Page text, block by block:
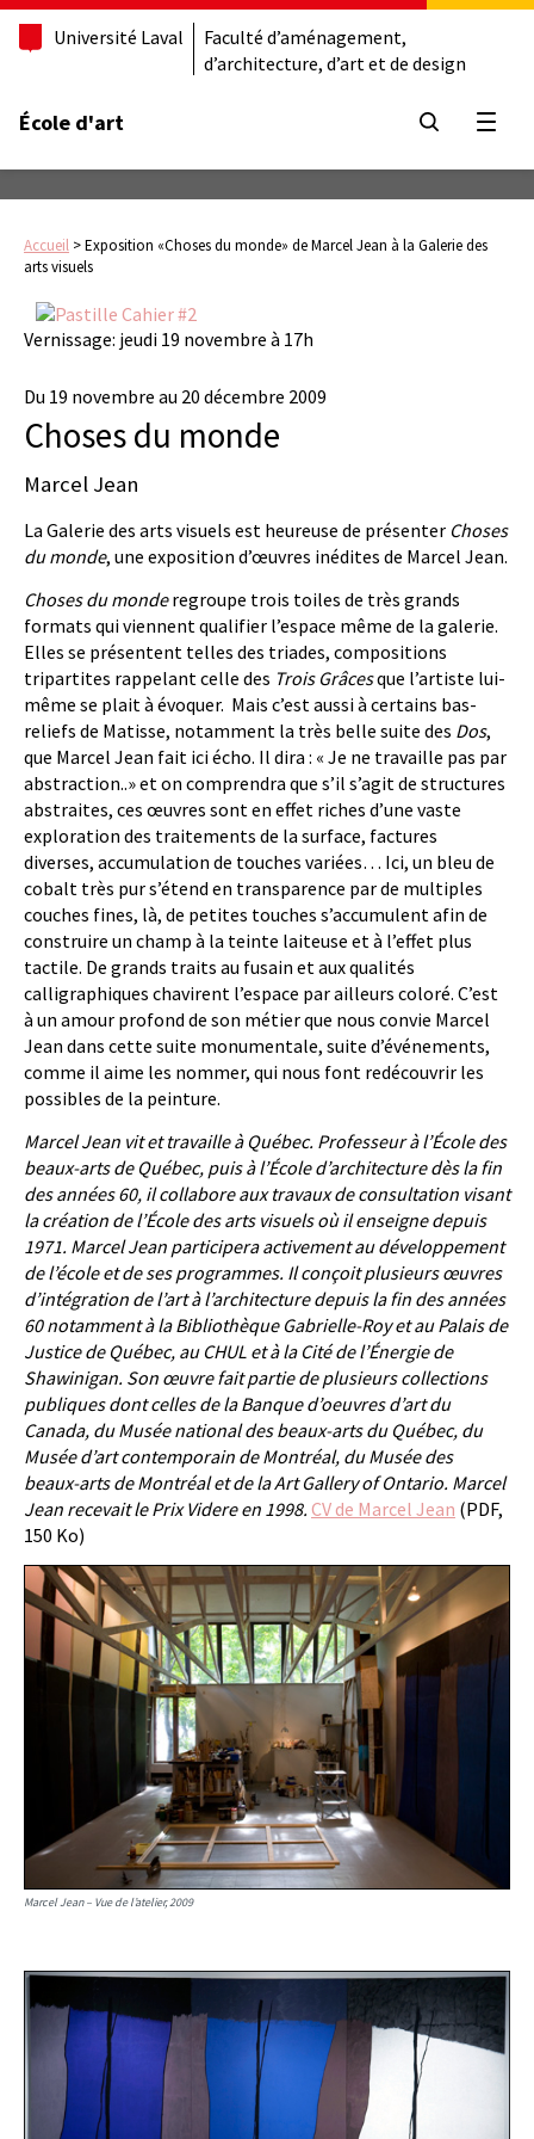
Université Laval
Faculté d’aménagement,
d’architecture, d’art et de design
École d'art
Accueil >Exposition «Choses du monde» de Marcel Jean à la Galerie des
arts visuels
Vernissage: jeudi 19 novembre à 17h
Du 19 novembre au 20 décembre 2009
Choses du monde
Marcel Jean
La Galerie des arts visuels est heureuse de présenter Choses
du monde, une exposition d’œuvres inédites de Marcel Jean.
Choses du monderegroupe trois toiles de très grands
formats qui viennent qualifier l’espace même de la galerie.
Elles se présentent telles des triades, compositions
tripartites rappelant celle des Trois Grâcesque l’artiste lui-
même se plait à évoquer. Mais c’est aussi à certains bas-
reliefs de Matisse, notamment la très belle suite des Dos,
que Marcel Jean fait ici écho. Il dira : « Je ne travaille pas par
abstraction..» et on comprendra que s’il s’agit de structures
abstraites, ces œuvres sont en effet riches d’une vaste
exploration des traitements de la surface, factures
diverses, accumulation de touches variées… Ici, un bleu de
cobalt très pur s’étend en transparence par de multiples
couches fines, là, de petites touches s’accumulent afin de
construire un champ à la teinte laiteuse et à l’effet plus
tactile. De grands traits au fusain et aux qualités
calligraphiques chavirent l’espace par ailleurs coloré. C’est
à un amour profond de son métier que nous convie Marcel
Jean dans cette suite monumentale, suite d’événements,
comme il aime les nommer, qui nous font redécouvrir les
possibles de la peinture.
Marcel Jean vit et travaille à Québec. Professeur à l’École des
beaux-arts de Québec, puis à l’École d’architecture dès la fin
des années 60, il collabore aux travaux de consultation visant
la création de l’École des arts visuels où il enseigne depuis
1971. Marcel Jean participera activement au développement
de l’école et de ses programmes. Il conçoit plusieurs œuvres
d’intégration de l’art à l’architecture depuis la fin des années
60 notamment à la Bibliothèque Gabrielle-Roy et au Palais de
Justice de Québec, au CHUL et à la Cité de l’Énergie de
Shawinigan. Son œuvre fait partie de plusieurs collections
publiques dont celles de la Banque d’oeuvres d’art du
Canada, du Musée national des beaux-arts du Québec, du
Musée d’art contemporain de Montréal, du Musée des
beaux-arts de Montréal et de la Art Gallery of Ontario. Marcel
Jean recevait le Prix Videre en 1998. CV de Marcel Jean (PDF,
150 Ko)
Marcel Jean – Vue de l’atelier, 2009